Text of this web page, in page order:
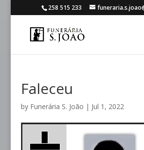
258 515 233
Faleceu
by Funerária S. João | Jul 1, 2022